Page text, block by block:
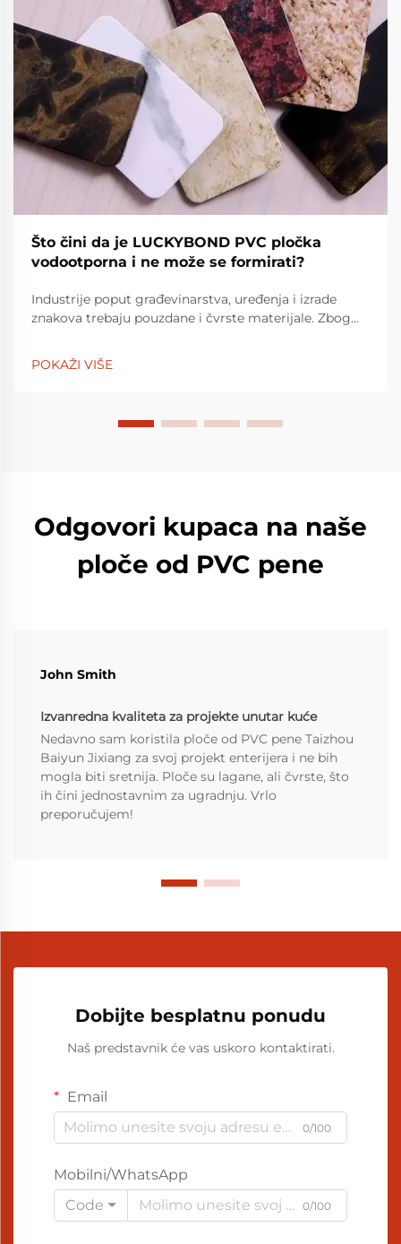
Što čini da je LUCKYBOND PVC pločka
vodootporna i ne može se formirati?
Industrije poput građevinarstva, uređenja i izrade
znakova trebaju pouzdane i čvrste materijale. Zbog
materijal. LuckyBond PVC pločka je izgradila
reputaciju za sebe da b...
POKAŽI VIŠE
Odgovori kupaca na naše
ploče od PVC pene
John Smith
Izvanredna kvaliteta za projekte unutar kuće
Nedavno sam koristila ploče od PVC pene Taizhou
Baiyun Jixiang za svoj projekt enterijera i ne bih
mogla biti sretnija. Ploče su lagane, ali čvrste, što
ih čini jednostavnim za ugradnju. Vrlo
preporučujem!
Dobijte besplatnu ponudu
Naš predstavnik će vas uskoro kontaktirati.
Email
0/100
Mobilni/WhatsApp
Code
0/100